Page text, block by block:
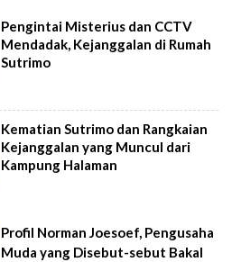
Pengintai Misterius dan CCTV
Mendadak, Kejanggalan di Rumah
Sutrimo
Kematian Sutrimo dan Rangkaian
Kejanggalan yang Muncul dari
Kampung Halaman
Profil Norman Joesoef, Pengusaha
Muda yang Disebut-sebut Bakal